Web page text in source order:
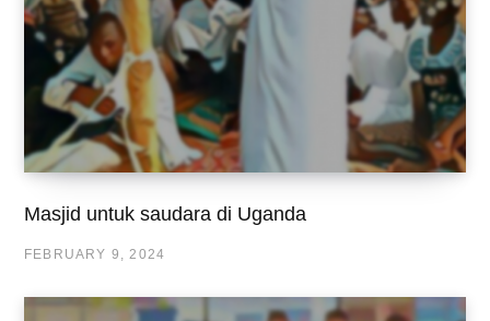
Masjid untuk saudara di Uganda
FEBRUARY 9, 2024